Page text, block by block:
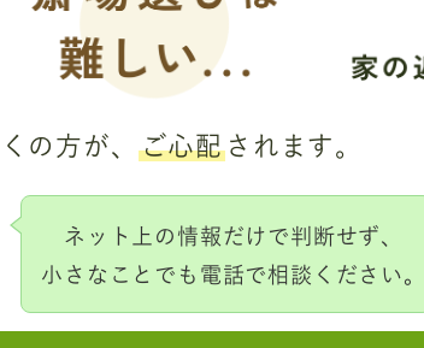
の方が、 ご心配 されます。
ネット上の情報だけで判断せず、
小さなことでも電話で相談ください